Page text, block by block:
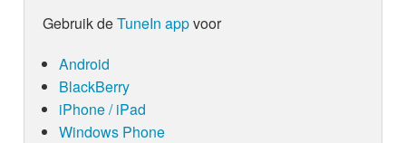
Gebruik deTuneIn appvoor
Android
BlackBerry
iPhone / iPad
Windows Phone